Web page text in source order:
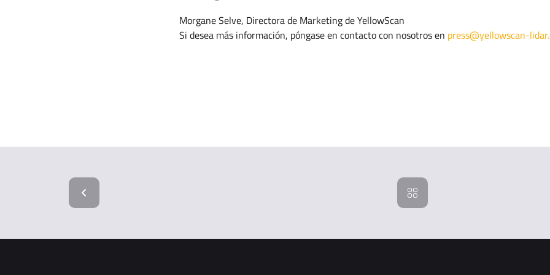
Morgane Selve, Directora de Marketing de YellowScan
Si desea más información, póngase en contacto con nosotros en press@yellowscan-